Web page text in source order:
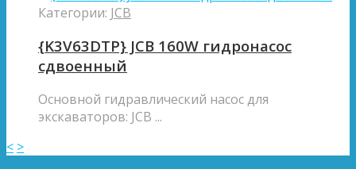
Категории: JCB
{K3V63DTP} JCB 160W гидронасос
сдвоенный
Основной гидравлический насоc для
экскаваторов: JCB ...
< >